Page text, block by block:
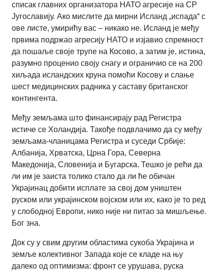
списак главних организатора НАТО агресије на СР
Југославију. Ако мислите да мирни Исланд „испада“ с
ове листе, умирићу вас – никако не. Исланд је међу
првима подржао агресију НАТО и изјавио спремност
да пошаље своје трупе на Косово, а затим је, истина,
разумно проценио своју снагу и ограничио се на 200
хиљада исландских круна помоћи Косову и слање
шест медицинских радника у саставу британског
контингента.
Међу земљама што финансирају рад Регистра
истиче се Холандија. Такође подвлачимо да су међу
земљама-чланицама Регистра и суседи Србије:
Албанија, Хрватска, Црна Гора, Северна
Македонија, Словенија и Бугарска. Тешко је рећи да
ли им је заиста толико стало да ли ће обичан
Украјинац добити исплате за свој дом уништен
руском или украјинском војском или их, како је то ред
у слободној Европи, нико није ни питао за мишљење.
Бог зна.
Док су у свим другим областима сукоба Украјина и
земље колективног Запада које се кладе на њу
далеко од оптимизма: фронт се урушава, руска